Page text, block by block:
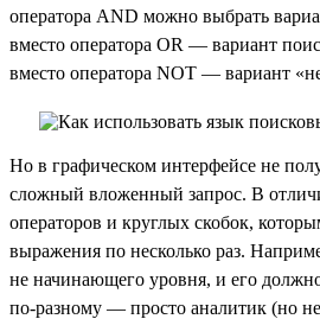
оператора AND можно выбрать
вместо оператора OR — вариант
вместо оператора NOT — вариант
Но в графическом интерфейсе не
сложный вложенный запрос. В
операторов и круглых скобок,
выражения по несколько раз.
не начинающего уровня, и его
по-разному — просто аналитик (но